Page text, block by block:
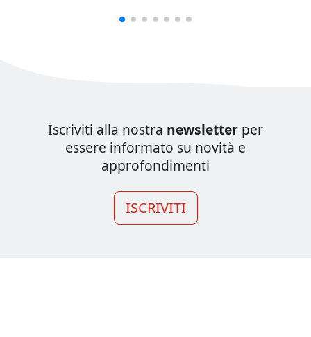
Iscriviti alla nostra newsletter per
essere informato su novità e
approfondimenti
ISCRIVITI